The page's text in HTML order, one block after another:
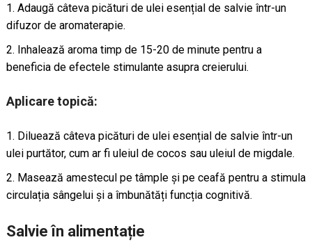
Adaugă câteva picături de ulei esențial de salvie într-un
difuzor de aromaterapie.
Inhalează aroma timp de 15-20 de minute pentru a
beneficia de efectele stimulante asupra creierului.
Aplicare topică:
Diluează câteva picături de ulei esențial de salvie într-un
ulei purtător, cum ar fi uleiul de cocos sau uleiul de migdale.
Masează amestecul pe tâmple și pe ceafă pentru a stimula
circulația sângelui și a îmbunătăți funcția cognitivă.
Salvie în alimentație